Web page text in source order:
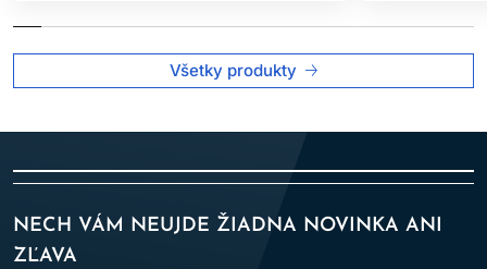
Všetky produkty
NECH VÁM NEUJDE ŽIADNA NOVINKA ANI
ZĽAVA